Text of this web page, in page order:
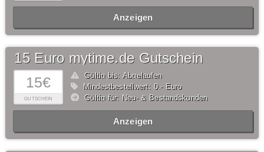
Anzeigen
15€
GUTSCHEIN
15 Euro mytime.de Gutschein
Gültig bis: Abgelaufen
Mindestbestellwert: 0,- Euro
Gültig für: Neu- & Bestandskunden
Anzeigen